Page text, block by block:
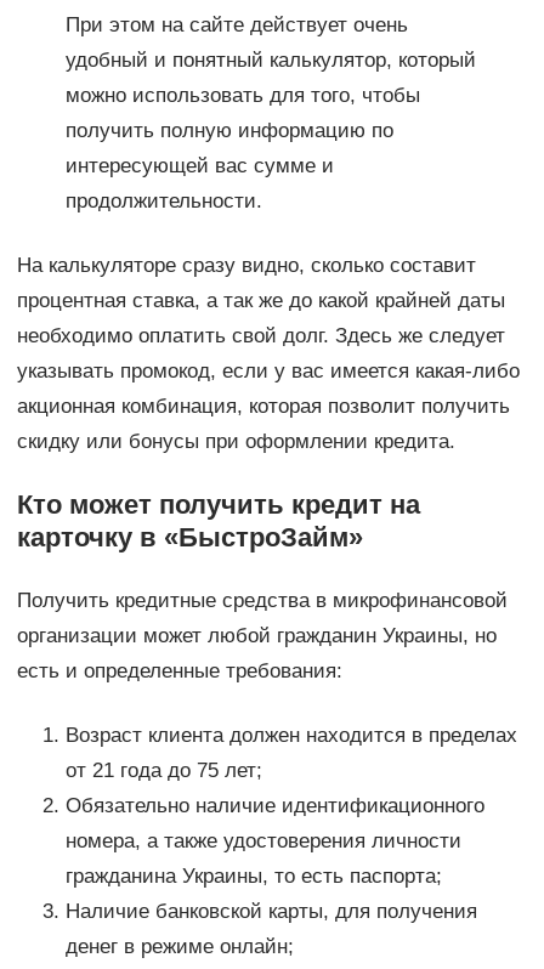
При этом на сайте действует очень
удобный и понятный калькулятор, который
можно использовать для того, чтобы
получить полную информацию по
интересующей вас сумме и
продолжительности.
На калькуляторе сразу видно, сколько составит
процентная ставка, а так же до какой крайней даты
необходимо оплатить свой долг. Здесь же следует
указывать промокод, если у вас имеется какая-либо
акционная комбинация, которая позволит получить
скидку или бонусы при оформлении кредита.
Кто может получить кредит на
карточку в «БыстроЗайм»
Получить кредитные средства в микрофинансовой
организации может любой гражданин Украины, но
есть и определенные требования:
Возраст клиента должен находится в пределах
от 21 года до 75 лет;
Обязательно наличие идентификационного
номера, а также удостоверения личности
гражданина Украины, то есть паспорта;
Наличие банковской карты, для получения
денег в режиме онлайн;